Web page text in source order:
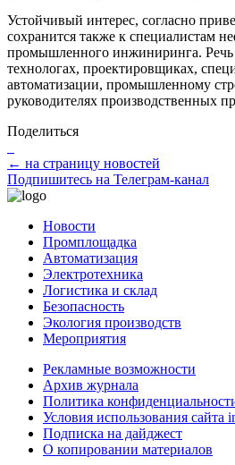
Устойчивый интерес, согласно
сохранится также к специалистам
промышленного инжиниринга. Речь
технологах, проектировщиках,
автоматизации, промышленному
руководителях производственных
Поделиться
← на страницу новостей
Подпишитесь на Телеграм-канал
Новости
Промплощадка
Автоматизация
Электротехника
Логистика и склад
Безопасность
Экология производств
Мероприятия
Рекламные возможности
Архив журнала
Политика
Условия использования сайта
Подписка на дайджест
О копировании материалов